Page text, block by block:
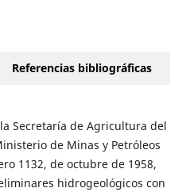
Referencias bibliográficas
Secretaría de Agricultura del
de Minas y Petróleos
1132, de octubre de 1958,
hidrogeológicos con